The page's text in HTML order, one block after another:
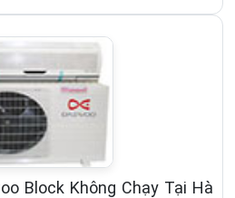
Block Không Chạy Tại Hà